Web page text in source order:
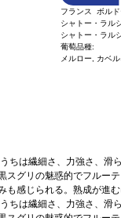
フランス ボル
シャトー・ラル
シャトー・ラル
葡萄品種:
メルロー, カベ
ちは繊細さ、力強さ、滑
スグリの魅惑的でフルー
も感じられる。熟成が進
を含む、スミレ、タバコ
ちは繊細さ、力強さ、滑